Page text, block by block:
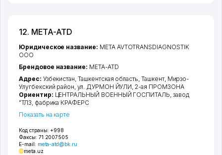
12. META-ATD
Код страны: +998
Факсы: 71 2007505
E-mail: meta-atd@bk.ru
meta.uz
Юридическое название: META AVTOTRANSDIAGNOSTIK
ООО
Брендовое название: META-ATD
Адрес: Узбекистан,Ташкентская область,Ташкент, Мирзо-
Улугбекский район,ул. ДУРМОН ЙУЛИ, 2-ая ПРОМЗОНА
Ориентир: ЦЕНТРАЛЬНЫЙ ВОЕННЫЙ ГОСПИТАЛЬ, завод
"ТЛЗ, фабрика КРАФЕРС
Показать на карте